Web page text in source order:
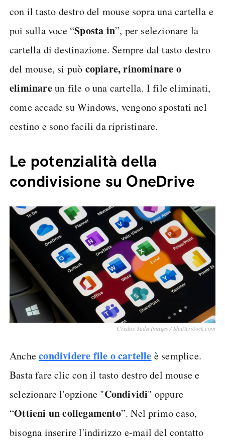
con il tasto destro del mouse sopra una cartella e
poi sulla voce “Sposta in”, per selezionare la
cartella di destinazione. Sempre dal tasto destro
del mouse, si può copiare, rinominare o
eliminareun file o una cartella. I file eliminati,
come accade su Windows, vengono spostati nel
cestino e sono facili da ripristinare.
Le potenzialità della
condivisione su OneDrive
Credits Tada Images / Shutterstock.com
Anchecondividere file o cartelle è semplice.
Basta fare clic con il tasto destro del mouse e
selezionare l'opzione "Condividi" oppure
“Ottieni un collegamento”. Nel primo caso,
bisogna inserire l'indirizzo e-mail del contatto